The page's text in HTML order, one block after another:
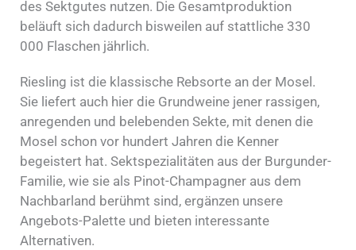
des Sektgutes nutzen. Die Gesamtproduktion
beläuft sich dadurch bisweilen auf stattliche 330
000 Flaschen jährlich.
Riesling ist die klassische Rebsorte an der Mosel.
Sie liefert auch hier die Grundweine jener rassigen,
anregenden und belebenden Sekte, mit denen die
Mosel schon vor hundert Jahren die Kenner
begeistert hat. Sektspezialitäten aus der Burgunder-
Familie, wie sie als Pinot-Champagner aus dem
Nachbarland berühmt sind, ergänzen unsere
Angebots-Palette und bieten interessante
Alternativen.